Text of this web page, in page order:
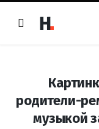
родители-
музыкой